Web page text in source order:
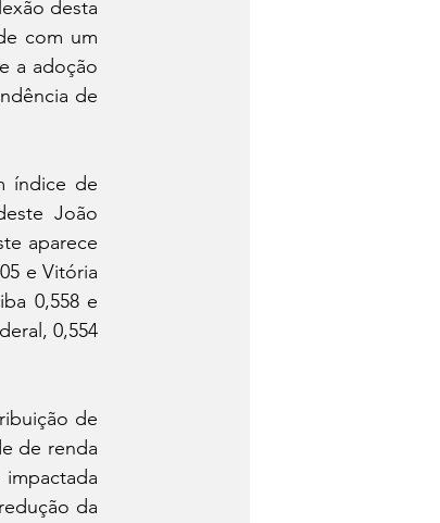
desta
com um
a adoção
de
índice de
João
aparece
e Vitória
0,558 e
0,554
de
de renda
da